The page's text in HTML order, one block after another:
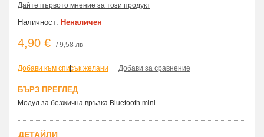
Дайте първото мнение за този продукт
Наличност: Неналичен
4,90 € / 9,58 лв
Добави към списък желани
| Добави за сравнение
БЪРЗ ПРЕГЛЕД
Модул за безжична връзка Bluetooth mini
ДЕТАЙЛИ